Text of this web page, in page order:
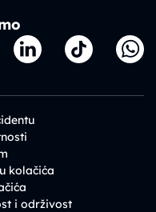
kolačića
i održivost